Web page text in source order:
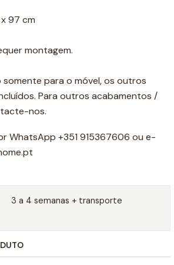
97 cm
montagem.
somente para o móvel, os outros
Para outros acabamentos /
nos.
WhatsApp +351 915367606 ou e-
3 a 4 semanas + transporte